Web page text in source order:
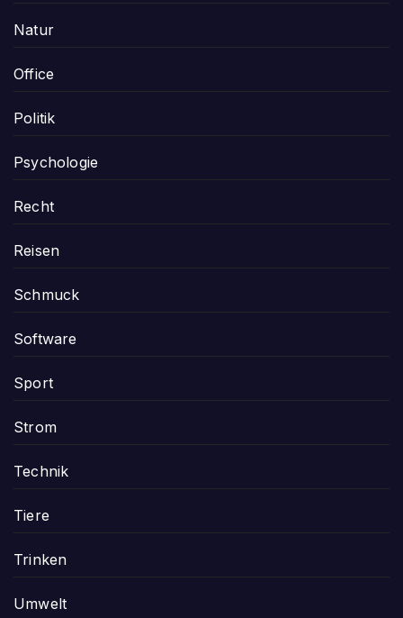
Natur
Office
Politik
Psychologie
Recht
Reisen
Schmuck
Software
Sport
Strom
Technik
Tiere
Trinken
Umwelt